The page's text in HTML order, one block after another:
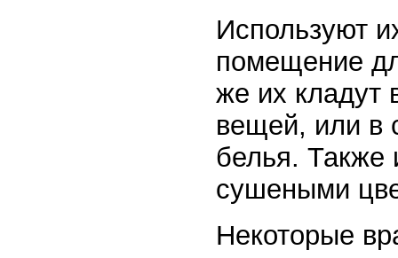
Используют
помещение
же их кладут
вещей, или в
белья. Также
сушеными
Некоторые